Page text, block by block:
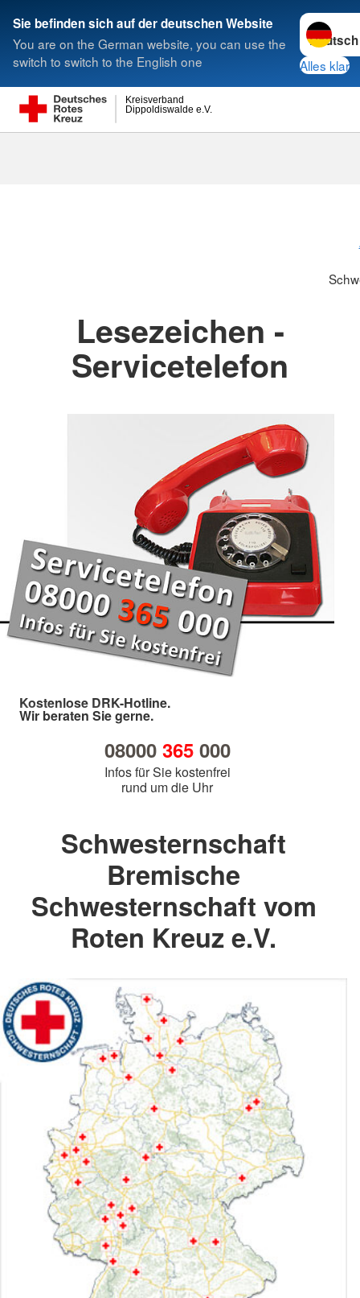
Sie befinden sich auf der deutschen Website
You are on the German website, you can use the
switch to switch to the English one
Sprache
Alles klar
Dippoldiswalde e.V.
Kreisverband
Suche
Lesezeichen -
Servicetelefon
Kostenlose DRK-Hotline.
Wir beraten Sie gerne.
08000 365000
Infos für Sie kostenfrei
rund um die Uhr
Schwesternschaft
Bremische
Schwesternschaft vom
Roten Kreuz e.V.